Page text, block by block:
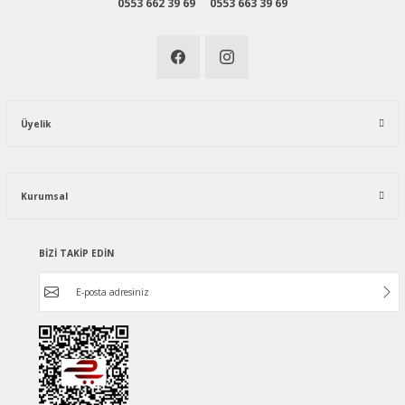
Üyelik
Kurumsal
BİZİ TAKİP EDİN